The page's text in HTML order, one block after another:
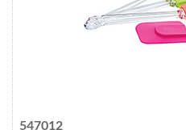
547012